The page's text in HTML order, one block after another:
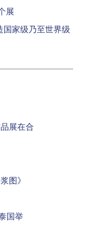
展
国家级乃至世界级
展在合
图》
国举